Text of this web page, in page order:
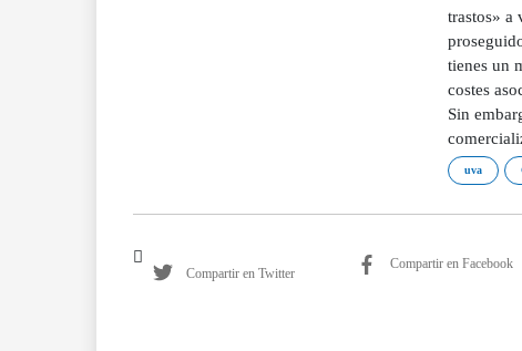
trastos» a
tienes un
costes
Sin
uva
Compartir en Twitter
Compartir en Facebook